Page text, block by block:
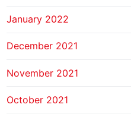
January 2022
December 2021
November 2021
October 2021